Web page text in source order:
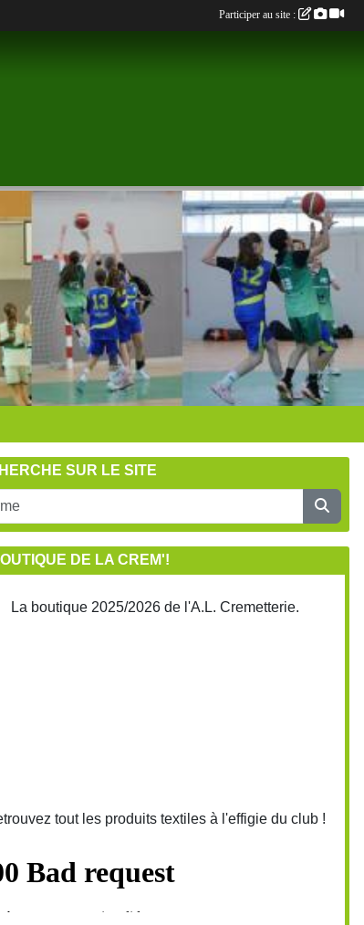
SUR LE SITE
DE LA CREM'!
La boutique 2025/2026 de l'A.L. Cremetterie.
tout les produits textiles à l'effigie du club !
Participer au site :